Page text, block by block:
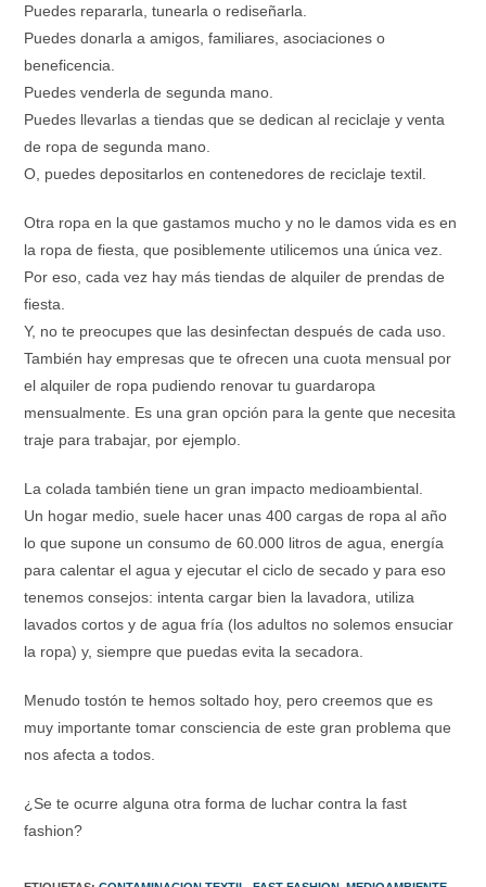
Puedes repararla, tunearla o rediseñarla.
Puedes donarla a amigos, familiares, asociaciones o
beneficencia.
Puedes venderla de segunda mano.
Puedes llevarlas a tiendas que se dedican al reciclaje y venta
de ropa de segunda mano.
O, puedes depositarlos en contenedores de reciclaje textil.
Otra ropa en la que gastamos mucho y no le damos vida es en
la ropa de fiesta, que posiblemente utilicemos una única vez.
Por eso, cada vez hay más tiendas de alquiler de prendas de
fiesta.
Y, no te preocupes que las desinfectan después de cada uso.
También hay empresas que te ofrecen una cuota mensual por
el alquiler de ropa pudiendo renovar tu guardaropa
mensualmente. Es una gran opción para la gente que necesita
traje para trabajar, por ejemplo.
La colada también tiene un gran impacto medioambiental.
Un hogar medio, suele hacer unas 400 cargas de ropa al año
lo que supone un consumo de 60.000 litros de agua, energía
para calentar el agua y ejecutar el ciclo de secado y para eso
tenemos consejos: intenta cargar bien la lavadora, utiliza
lavados cortos y de agua fría (los adultos no solemos ensuciar
la ropa) y, siempre que puedas evita la secadora.
Menudo tostón te hemos soltado hoy, pero creemos que es
muy importante tomar consciencia de este gran problema que
nos afecta a todos.
¿Se te ocurre alguna otra forma de luchar contra la fast
fashion?